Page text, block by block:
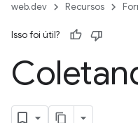
web.dev Recursos
Isso foi útil?